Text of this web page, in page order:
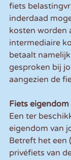
fiets
inderdaad
kosten worden
intermediaire
betaalt
gesproken bij
aangezien de
Fiets
Een ter
eigendom van
Betreft het een
privéfiets van